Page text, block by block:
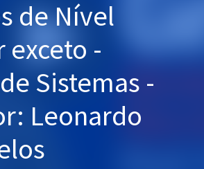
de Nível
exceto -
Sistemas -
Leonardo